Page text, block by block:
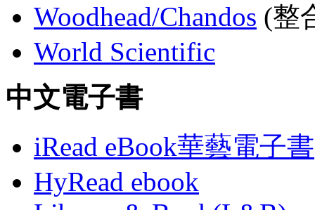
Woodhead/Chandos (整
World Scientific
中文電子書
iRead eBook華藝電子書
HyRead ebook